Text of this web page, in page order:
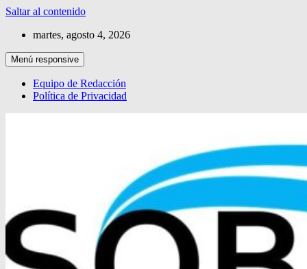
Saltar al contenido
martes, agosto 4, 2026
Menú responsive
Equipo de Redacción
Política de Privacidad